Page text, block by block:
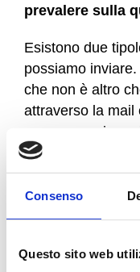
Consenso
Questo sito web
prevalere sulla
Esistono due
possiamo
che non è altro
attraverso la mail
un messaggio
Le caratteristiche
considerazione